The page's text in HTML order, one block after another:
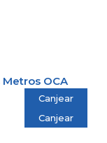
OCA
Canjear
Canjear